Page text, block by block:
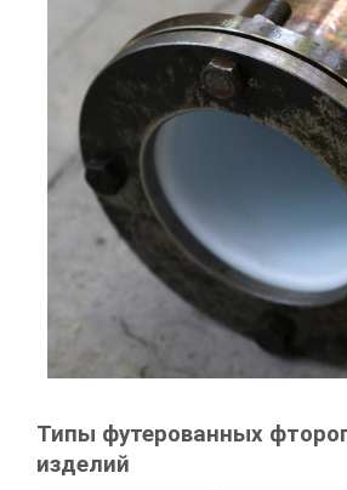
Типы футерованных
изделий